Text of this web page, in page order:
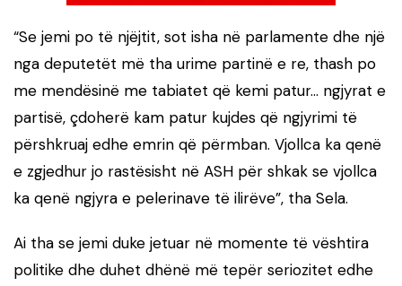
“Se jemi po të njëjtit, sot isha në parlamente dhe një
nga deputetët më tha urime partinë e re, thash po
me mendësinë me tabiatet që kemi patur… ngjyrat e
partisë, çdoherë kam patur kujdes që ngjyrimi të
përshkruaj edhe emrin që përmban. Vjollca ka qenë
e zgjedhur jo rastësisht në ASH për shkak se vjollca
ka qenë ngjyra e pelerinave të ilirëve”, tha Sela.
Ai tha se jemi duke jetuar në momente të vështira
politike dhe duhet dhënë më tepër seriozitet edhe